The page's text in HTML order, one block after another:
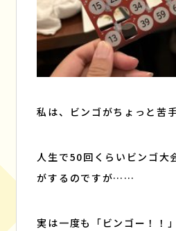
私は、ビンゴがちょっと苦手
人生で50回くらいビンゴ大
がするのですが……
実は一度も「ビンゴー！！